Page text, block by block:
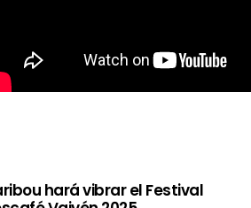
hará vibrar el Festival